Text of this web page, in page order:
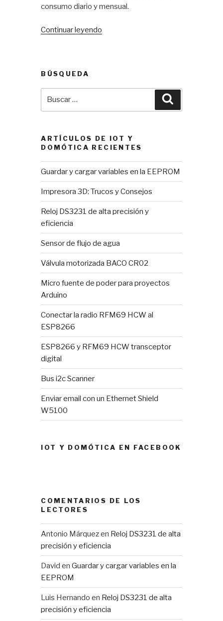
consumo diario y mensual.
Continuar leyendo
Arduino
1)»
BÚSQUEDA
ARTÍCULOS DE IOT Y
DOMÓTICA RECIENTES
Guardar y cargar variables en la EEPROM
Impresora 3D: Trucos y Consejos
Reloj DS3231 de alta precisión y
eficiencia
Sensor de flujo de agua
Válvula motorizada BACO CR02
Micro fuente de poder para proyectos
Arduino
Conectar la radio RFM69 HCW al
ESP8266
ESP8266 y RFM69 HCW transceptor
digital
Bus i2c Scanner
Enviar email con un Ethernet Shield
W5100
IOT Y DOMÓTICA EN FACEBOOK
COMENTARIOS DE LOS
LECTORES
Antonio Márquezen Reloj DS3231 de alta
precisión y eficiencia
David enGuardar y cargar variables en la
EEPROM
Luis Hernando en Reloj DS3231 de alta
precisión y eficiencia